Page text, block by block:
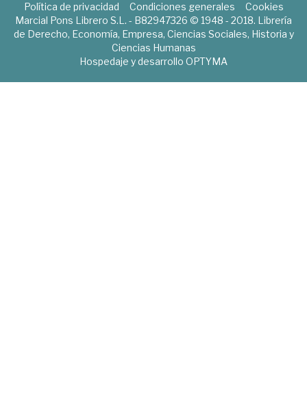
Política de privacidad Condiciones generales
Cookies
Marcial Pons Librero S.L. - B82947326 © 1948 - 2018. Librería
de Derecho, Economía, Empresa, Ciencias Sociales, Historia y
Ciencias Humanas
Hospedaje y desarrollo OPTYMA